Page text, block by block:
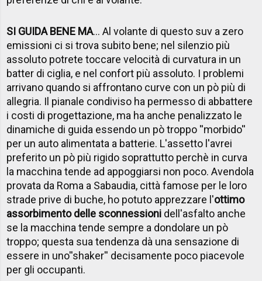
SI GUIDA BENE MA... Al volante di questo suv a zero
emissioni ci si trova subito bene; nel silenzio più
assoluto potrete toccare velocità di curvatura in un
batter di ciglia, e nel confort più assoluto. I problemi
arrivano quando si affrontano curve con un pò più di
allegria. Il pianale condiviso ha permesso di abbattere
i costi di progettazione, ma ha anche penalizzato le
dinamiche di guida essendo un pò troppo ''morbido''
per un auto alimentata a batterie. L'assetto l'avrei
preferito un pò più rigido soprattutto perchè in curva
la macchina tende ad appoggiarsi non poco. Avendola
provata da Roma a Sabaudia, città famose per le loro
strade prive di buche, ho potuto apprezzare l'ottimo
assorbimento delle sconnessioni dell'asfalto anche
se la macchina tende sempre a dondolare un pò
troppo; questa sua tendenza dà una sensazione di
essere in uno''shaker'' decisamente poco piacevole
per gli occupanti.